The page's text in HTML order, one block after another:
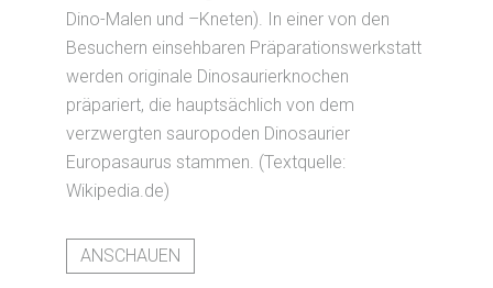
Dino-Malen und –Kneten). In einer von den
Besuchern einsehbaren Präparationswerkstatt
werden originale Dinosaurierknochen
präpariert, die hauptsächlich von dem
verzwergten sauropoden Dinosaurier
Europasaurus stammen. (Textquelle:
Wikipedia.de)
ANSCHAUEN